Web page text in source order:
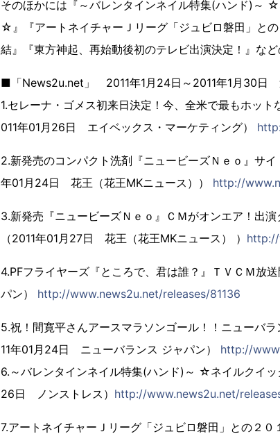
そのほかには『～バレンタインネイル特集(ハンド)～
☆』『アートネイチャーＪリーグ「ジュビロ磐田」と
結』『東方神起、再始動後初のテレビ出演決定！』な
■「News2u.net」 2011年1月24日～2011年1月30日
1.セレーナ・ゴメス初来日決定！今、全米で最もホッ
011年01月26日 エイベックス・マーケティング）
2.新発売のコンパクト洗剤『ニュービーズＮｅｏ』サ
年01月24日 花王（花王MKニュース）） http://
3.新発売『ニュービーズＮｅｏ』ＣＭがオンエア！出
（2011年01月27日 花王（花王MKニュース） ）
4.PFフライヤーズ『ところで、君は誰？』ＴＶＣＭ
パン） http://www.news2u.net/releases/81136
5.祝！間寛平さんアースマラソンゴール！！ニューバ
11年01月24日 ニューバランス ジャパン） http://
6.～バレンタインネイル特集(ハンド)～ ☆ネイルクイ
26日 ノンストレス） http://www.news2u.net/
7.アートネイチャーＪリーグ「ジュビロ磐田」との２